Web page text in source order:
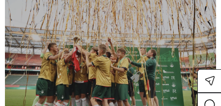
Карьера
Контакты
Рассчитать ставку
8 (800) 555-00-79
rtsb.russia@rtsb.de
связи.